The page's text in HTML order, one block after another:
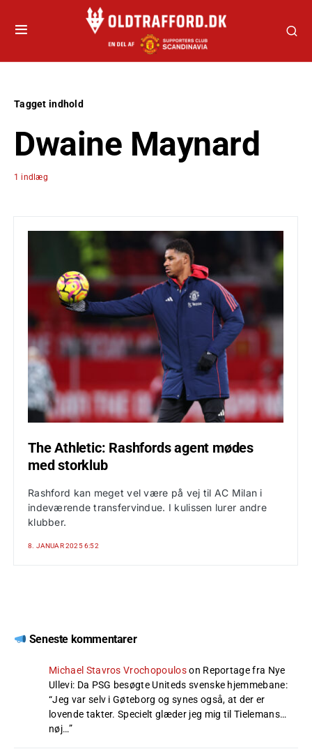
Tagget indhold
Dwaine Maynard
1 indlæg
The Athletic: Rashfords agent mødes
med storklub
Rashford kan meget vel være på vej til AC Milan i
indeværende transfervindue. I kulissen lurer andre
klubber.
8. JANUAR 2025 6:52
Seneste kommentarer
Michael Stavros Vrochopouloson Reportage fra Nye
Ullevi: Da PSG besøgte Uniteds svenske hjemmebane:
“Jeg var selv i Gøteborg og synes også, at der er
lovende takter. Specielt glæder jeg mig til Tielemans…
nøj…”